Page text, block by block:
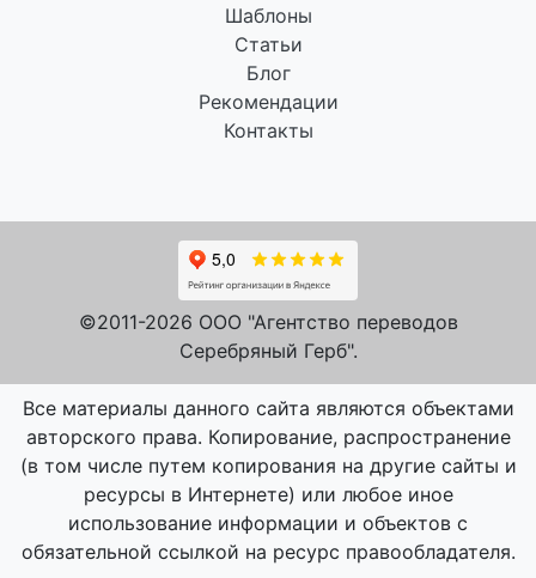
Шаблоны
Статьи
Блог
Рекомендации
Контакты
©2011-2026 ООО "Агентство переводов
Серебряный Герб".
Все материалы данного сайта являются объектами
авторского права. Копирование, распространение
(в том числе путем копирования на другие сайты и
ресурсы в Интернете) или любое иное
использование информации и объектов с
обязательной ссылкой на ресурс правообладателя.